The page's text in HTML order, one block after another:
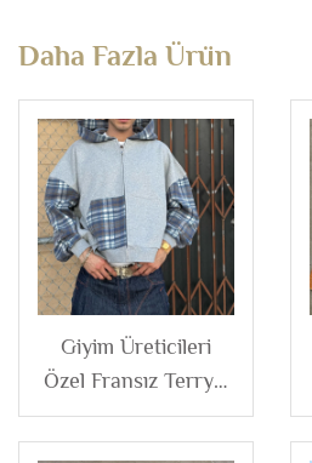
Daha Fazla Ürün
Giyim Üreticileri
Özel Fransız Terry%
100 Pamuk Karelere
Bölünmüş Yama